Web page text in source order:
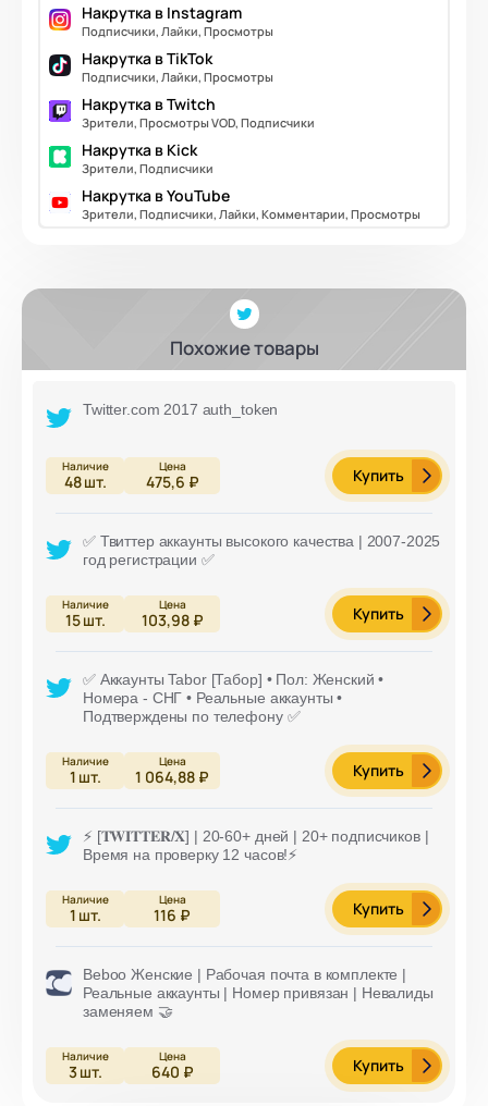
Накрутка в Instagram
Подписчики, Лайки, Просмотры
Накрутка в TikTok
Подписчики, Лайки, Просмотры
Накрутка в Twitch
Зрители, Просмотры VOD, Подписчики
Накрутка в Kick
Зрители, Подписчики
Накрутка в YouTube
Зрители, Подписчики, Лайки, Комментарии, Просмотры
Похожие товары
Twitter.com 2017 auth_token
48шт. 475,6 ₽ Купить
✅ Твиттер аккаунты высокого качества | 2007-2025
год регистрации ✅
15шт. 103,98 ₽ Купить
✅ Аккаунты Tabor [Табор] • Пол: Женский •
Номера - СНГ • Реальные аккаунты •
Подтверждены по телефону ✅
1 шт. 1 064,88 ₽ Купить
⚡️ [𝐓𝐖𝐈𝐓𝐓𝐄𝐑/𝐗] | 20-60+ дней | 20+ подписчиков |
Время на проверку 12 часов!⚡️
1 шт. 116 ₽ Купить
Beboo Женские | Рабочая почта в комплекте |
Реальные аккаунты | Номер привязан | Невалиды
заменяем 🤝
3шт. 640 ₽ Купить